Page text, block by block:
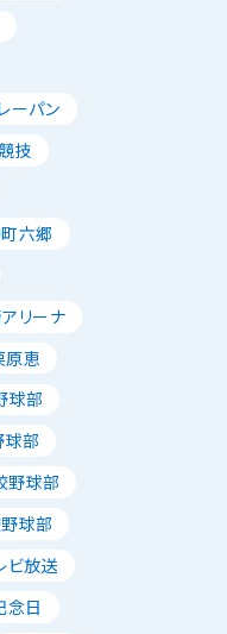
ーパン
技
六郷
リーナ
原恵
球部
部
野球部
球部
ビ放送
念日